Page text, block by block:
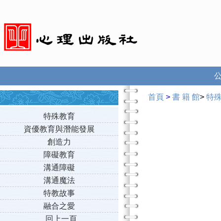
特殊教育
資優教育與潛能發展
創造力
障礙教育
溝通障礙
溝通魔法
特教故事
融合之愛
回上一頁
首頁 > 書 籍 館> 特